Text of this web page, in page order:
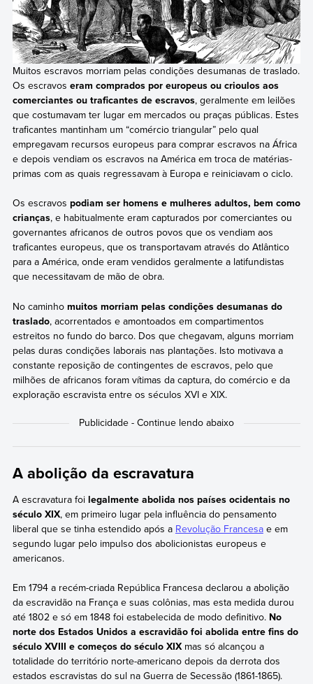
Muitos escravos morriam pelas condições desumanas de traslado.
Os escravos eram comprados por europeus ou crioulos aos
comerciantes ou traficantes de escravos, geralmente em leilões
que costumavam ter lugar em mercados ou praças públicas. Estes
traficantes mantinham um “comércio triangular” pelo qual
empregavam recursos europeus para comprar escravos na África
e depois vendiam os escravos na América em troca de matérias-
primas com as quais regressavam à Europa e reiniciavam o ciclo.
Os escravos podiam ser homens e mulheres adultos, bem como
crianças, e habitualmente eram capturados por comerciantes ou
governantes africanos de outros povos que os vendiam aos
traficantes europeus, que os transportavam através do Atlântico
para a América, onde eram vendidos geralmente a latifundistas
que necessitavam de mão de obra.
No caminho muitos morriam pelas condições desumanas do
traslado, acorrentados e amontoados em compartimentos
estreitos no fundo do barco. Dos que chegavam, alguns morriam
pelas duras condições laborais nas plantações. Isto motivava a
constante reposição de contingentes de escravos, pelo que
milhões de africanos foram vítimas da captura, do comércio e da
exploração escravista entre os séculos XVI e XIX.
A abolição da escravatura
A escravatura foilegalmente abolida nos países ocidentais no
século XIX, em primeiro lugar pela influência do pensamento
liberal que se tinha estendido após a Revolução Francesae em
segundo lugar pelo impulso dos abolicionistas europeus e
americanos.
Em 1794 a recém-criada República Francesa declarou a abolição
da escravidão na França e suas colônias, mas esta medida durou
até 1802 e só em 1848 foi estabelecida de modo definitivo. No
norte dos Estados Unidos a escravidão foi abolida entre fins do
século XVIII e começos do século XIX mas só alcançou a
totalidade do território norte-americano depois da derrota dos
estados escravistas do sul na Guerra de Secessão (1861-1865).